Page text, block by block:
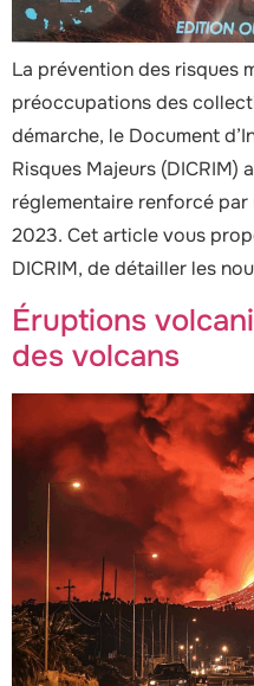
La prévention des risques
préoccupations des
démarche, le Document
Risques Majeurs (DICRIM)
réglementaire renforcé
2023. Cet article vous
DICRIM, de détailler les
Éruptions
des volcans